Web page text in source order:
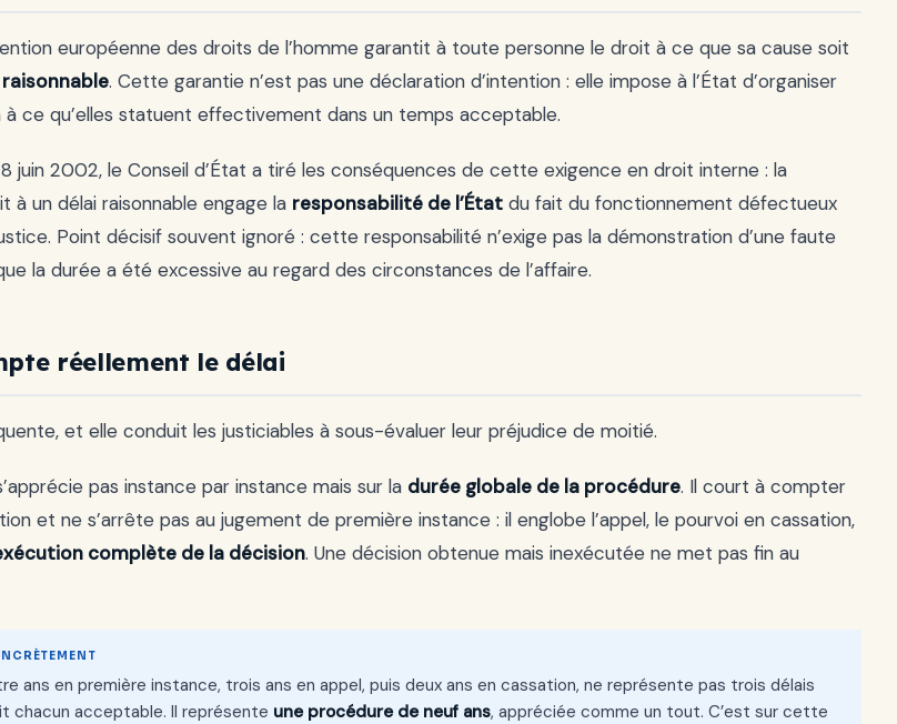
européenne des droits de l’homme garantit à toute personne le droit à ce que sa cause soit
. Cette garantie n’est pas une déclaration d’intention : elle impose à l’État d’organiser
à ce qu’elles statuent effectivement dans un temps acceptable.
juin 2002, le Conseil d’État a tiré les conséquences de cette exigence en droit interne : la
à un délai raisonnable engage la responsabilité de l’État du fait du fonctionnement défectueux
Point décisif souvent ignoré : cette responsabilité n’exige pas la démonstration d’une faute
la durée a été excessive au regard des circonstances de l’affaire.
réellement le délai
et elle conduit les justiciables à sous-évaluer leur préjudice de moitié.
pas instance par instance mais sur la durée globale de la procédure. Il court à compter
et ne s’arrête pas au jugement de première instance : il englobe l’appel, le pourvoi en cassation,
complète de la décision. Une décision obtenue mais inexécutée ne met pas fin au
ans en première instance, trois ans en appel, puis deux ans en cassation, ne représente pas trois délais
chacun acceptable. Il représente une procédure de neuf ans, appréciée comme un tout. C’est sur cette